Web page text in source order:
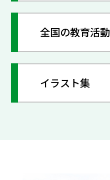
全国の教育活動
イラスト集